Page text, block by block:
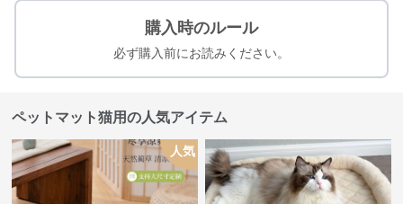
購入時のルール
必ず購入前にお読みください。
ペットマット猫用の人気アイテム
人気